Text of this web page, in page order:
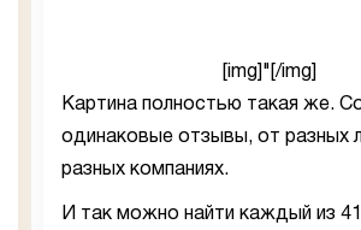
[img]"[/img]
Картина полностью такая же.
одинаковые отзывы, от разных
разных компаниях.
И так можно найти каждый из 41